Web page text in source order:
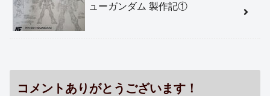
ューガンダム 製作記①
コメントありがとうございます！